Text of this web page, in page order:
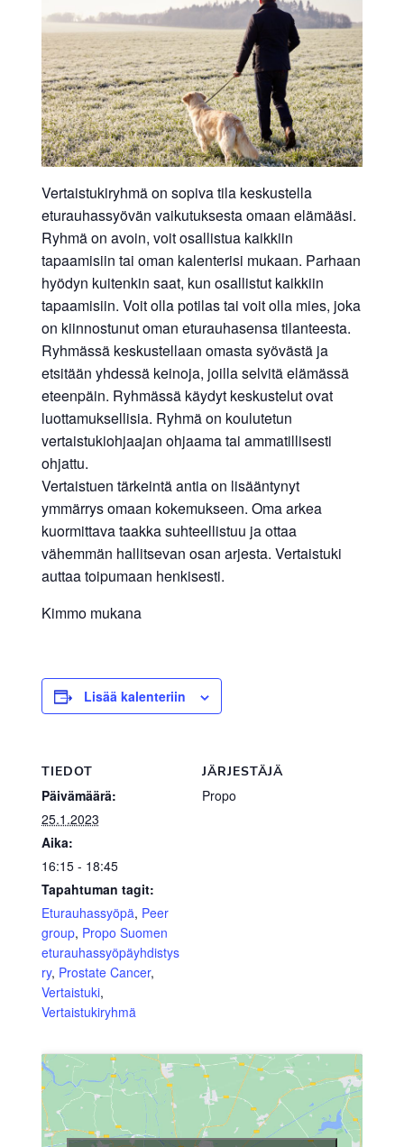
Vertaistukiryhmä on sopiva tila keskustella
eturauhassyövän vaikutuksesta omaan elämääsi.
Ryhmä on avoin, voit osallistua kaikkiin
tapaamisiin tai oman kalenterisi mukaan. Parhaan
hyödyn kuitenkin saat, kun osallistut kaikkiin
tapaamisiin. Voit olla potilas tai voit olla mies, joka
on kiinnostunut oman eturauhasensa tilanteesta.
Ryhmässä keskustellaan omasta syövästä ja
etsitään yhdessä keinoja, joilla selvitä elämässä
eteenpäin. Ryhmässä käydyt keskustelut ovat
luottamuksellisia. Ryhmä on koulutetun
vertaistukiohjaajan ohjaama tai ammatillisesti
ohjattu.
Vertaistuen tärkeintä antia on lisääntynyt
ymmärrys omaan kokemukseen. Oma arkea
kuormittava taakka suhteellistuu ja ottaa
vähemmän hallitsevan osan arjesta. Vertaistuki
auttaa toipumaan henkisesti.
Kimmo mukana
Lisää kalenteriin
TIEDOT
Päivämäärä:
25.1.2023
Aika:
16:15 - 18:45
Tapahtuman tagit:
Eturauhassyöpä, Peer
group, Propo Suomen
eturauhassyöpäyhdistys
ry, Prostate Cancer,
Vertaistuki,
Vertaistukiryhmä
JÄRJESTÄJÄ
Propo